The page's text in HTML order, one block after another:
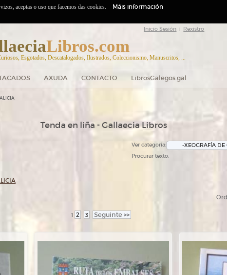
Inicio Sesión Rexistro
Libros.com
Esgotados, Descatalogados, Ilustrados, Coleccionismo, Manuscritos, ...
AXUDA CONTACTO LibrosGalegos.gal
Tenda en liña - Gallaecia Libros
Ver categoría:
Procurar texto:
1 2 3 Seguinte >>
aceptas o uso que facemos das cookies. Máis información